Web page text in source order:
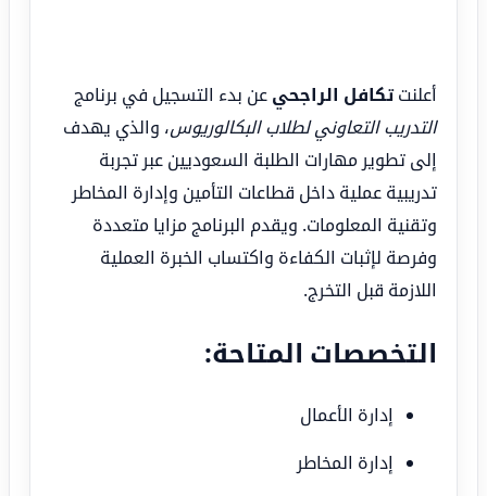
أعلنتتكافل الراجحي عن بدء التسجيل في برنامج
التدريب التعاوني لطلاب البكالوريوس، والذي يهدف
إلى تطوير مهارات الطلبة السعوديين عبر تجربة
تدريبية عملية داخل قطاعات التأمين وإدارة المخاطر
وتقنية المعلومات. ويقدم البرنامج مزايا متعددة
وفرصة لإثبات الكفاءة واكتساب الخبرة العملية
اللازمة قبل التخرج.
التخصصات المتاحة:
إدارة الأعمال
إدارة المخاطر